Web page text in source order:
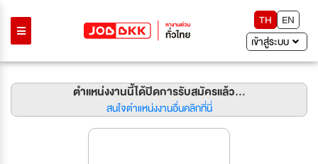
TH
EN
เข้าสู่ระบบ
ตำแหน่งงานนี้ได้ปิดการรับสมัครแล้ว...
สนใจตำแหน่งงานอื่นคลิกที่นี่